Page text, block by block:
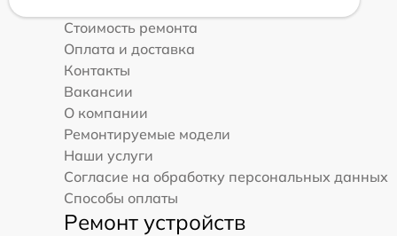
Стоимость ремонта
Оплата и доставка
Контакты
Вакансии
О компании
Ремонтируемые модели
Наши услуги
Согласие на обработку персональных данных
Способы оплаты
Ремонт устройств